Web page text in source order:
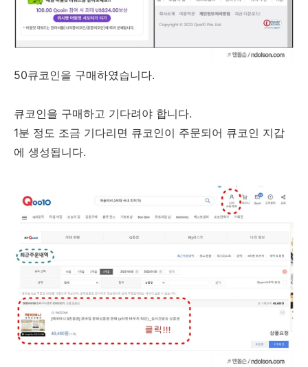
50큐코인을 구매하였습니다.
큐코인을 구매하고 기다려야 합니다.
1분 정도 조금 기다리면 큐코인이 주문되어 큐코인 지갑
에 생성됩니다.